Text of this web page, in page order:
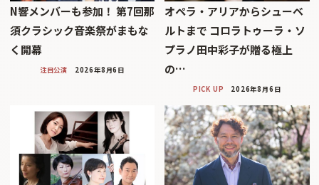
N響メンバーも参加！ 第7回那
須クラシック音楽祭がまもな
く開幕
注目公演 2026年8月6日
オペラ・アリアからシューベ
ルトまで コロラトゥーラ・ソ
プラノ田中彩子が贈る極上
の…
PICK UP 2026年8月6日